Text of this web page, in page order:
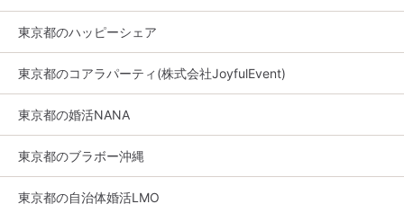
東京都のハッピーシェア
東京都のコアラパーティ(株式会社JoyfulEvent)
東京都の婚活NANA
東京都のブラボー沖縄
東京都の自治体婚活LMO